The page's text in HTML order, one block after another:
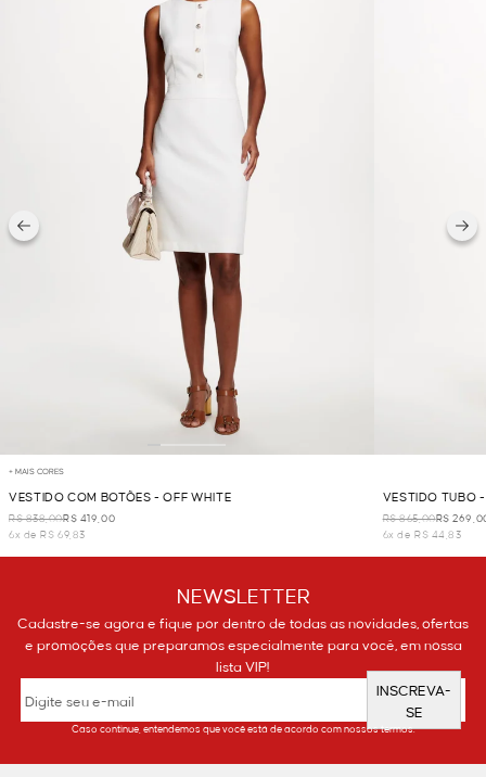
+ MAIS CORES
VESTIDO COM BOTÕES - OFF WHITE
R$ 838,00R$ 419,00
6x de R$ 69,83
VESTIDO TUBO
R$ 865,00R$
6x de R$ 44,83
NEWSLETTER
Cadastre-se agora e fique por dentro de todas as novidades, ofertas
e promoções que preparamos especialmente para você, em nossa
lista VIP!
INSCREVA-
SE
Caso continue, entendemos que você está de acordo com nossos termos.